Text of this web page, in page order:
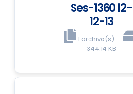
Ses-1360 12-
12-13
1 archivo(s)
344.14 KB